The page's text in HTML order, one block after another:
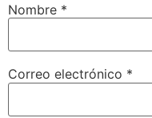
Nombre *
Correo electrónico *